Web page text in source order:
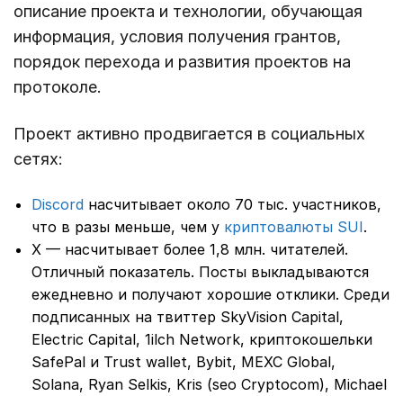
описание проекта и технологии, обучающая
информация, условия получения грантов,
порядок перехода и развития проектов на
протоколе.
Проект активно продвигается в социальных
сетях:
Discord насчитывает около 70 тыс. участников,
что в разы меньше, чем у криптовалюты SUI.
Х — насчитывает более 1,8 млн. читателей.
Отличный показатель. Посты выкладываются
ежедневно и получают хорошие отклики. Среди
подписанных на твиттер SkyVision Capital,
Electric Capital, 1ilch Network, криптокошельки
SafePal и Trust wallet, Bybit, MEXC Global,
Solana, Ryan Selkis, Kris (seo Cryptocom), Michael